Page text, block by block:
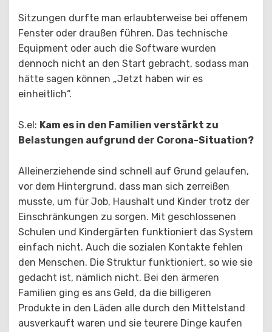
Sitzungen durfte man erlaubterweise bei offenem
Fenster oder draußen führen. Das technische
Equipment oder auch die Software wurden
dennoch nicht an den Start gebracht, sodass man
hätte sagen können „Jetzt haben wir es
einheitlich“.
S.el: Kam es in den Familien verstärkt zu
Belastungen aufgrund der Corona-Situation?
Alleinerziehende sind schnell auf Grund gelaufen,
vor dem Hintergrund, dass man sich zerreißen
musste, um für Job, Haushalt und Kinder trotz der
Einschränkungen zu sorgen. Mit geschlossenen
Schulen und Kindergärten funktioniert das System
einfach nicht. Auch die sozialen Kontakte fehlen
den Menschen. Die Struktur funktioniert, so wie sie
gedacht ist, nämlich nicht. Bei den ärmeren
Familien ging es ans Geld, da die billigeren
Produkte in den Läden alle durch den Mittelstand
ausverkauft waren und sie teurere Dinge kaufen